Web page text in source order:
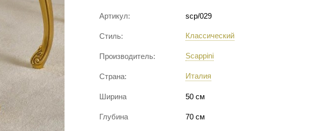
Артикул: scp/029
Стиль: Классический
Производитель: Scappini
Страна: Италия
Ширина 50 см
Глубина 70 см